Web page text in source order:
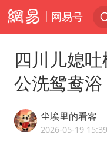
网易号
四川儿媳
公洗鸳鸯
尘埃里的看客
2026-05-19 15:39